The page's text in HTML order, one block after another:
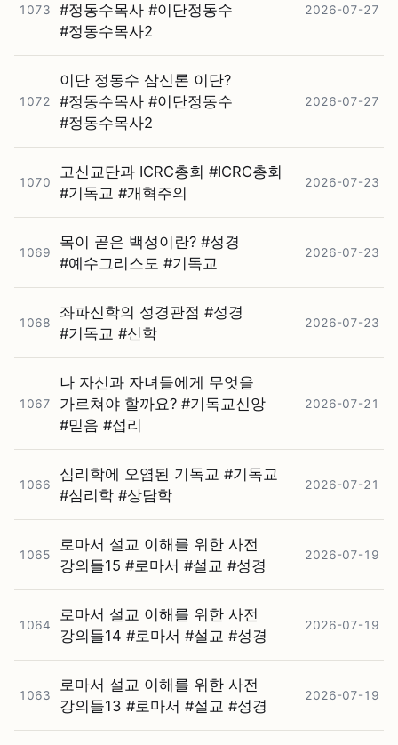
1073
#⁠정동수목사 #⁠이단정동수
#⁠정동수목사2
2026-07-27
1072
이단 정동수 삼신론 이단?
#⁠정동수목사 #⁠이단정동수
#⁠정동수목사2
2026-07-27
1070
고신교단과 ICRC총회 #⁠ICRC총회
#⁠기독교 #⁠개혁주의
2026-07-23
1069
목이 곧은 백성이란? #⁠성경
#⁠예수그리스도 #⁠기독교
2026-07-23
1068
좌파신학의 성경관점 #⁠성경
#⁠기독교 #⁠신학
2026-07-23
1067
나 자신과 자녀들에게 무엇을
가르쳐야 할까요? #⁠기독교신앙
#⁠믿음 #⁠섭리
2026-07-21
1066
심리학에 오염된 기독교 #⁠기독교
#⁠심리학 #⁠상담학
2026-07-21
1065
로마서 설교 이해를 위한 사전
강의들15 #⁠로마서 #⁠설교 #⁠성경
2026-07-19
1064
로마서 설교 이해를 위한 사전
강의들14 #⁠로마서 #⁠설교 #⁠성경
2026-07-19
1063
로마서 설교 이해를 위한 사전
강의들13 #⁠로마서 #⁠설교 #⁠성경
2026-07-19